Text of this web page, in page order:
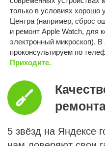
Прайс
Мессенджеры
только в условиях хорошо
Центра (например, сброс
и ремонт Apple Watch, для
электронный микроскоп).
проконсультируем по
Приходите.
Made by Goodness